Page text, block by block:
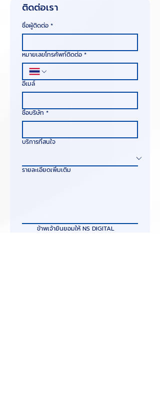
ติดต่อเรา
ชื่อผู้ติดต่อ *
หมายเลขโทรศัพท์ติดต่อ *
อีเมล์
ชื่อบริษัท *
บริการที่สนใจ
รายละเอียดเพิ่มเติม
ข้าพเจ้ายินยอมให้ NS DIGITAL